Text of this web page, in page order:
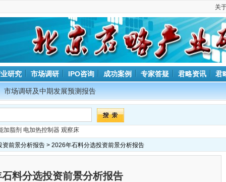
关
研究 市场调研 IPO咨询 成功案例 专家答疑 君略资讯 君
市场调研及中期发展预测报告
加脂剂 电加热控制器 观察床
资前景分析报告> 2026年石料分选投资前景分析报告
石料分选投资前景分析报告